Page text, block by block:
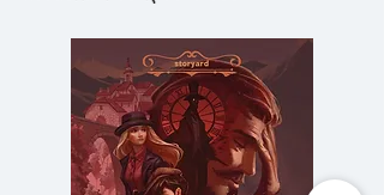
ตัว เพื่อรับมือกับการผจญภัยใน
ช่วงชีวิต 100 ปี นี่คือหนังสือสำคัญ
ของทศวรรษนี้